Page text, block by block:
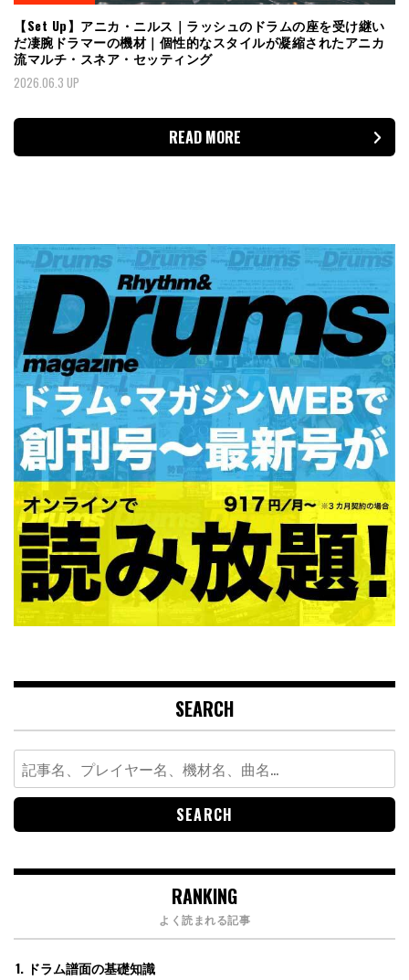
【Set Up】アニカ・ニルス｜ラッシュのドラムの座を受け継い
だ凄腕ドラマーの機材｜個性的なスタイルが凝縮されたアニカ
流マルチ・スネア・セッティング
2026.06.3 UP
READ MORE
SEARCH
Search
for:
RANKING
よく読まれる記事
ドラム譜面の基礎知識